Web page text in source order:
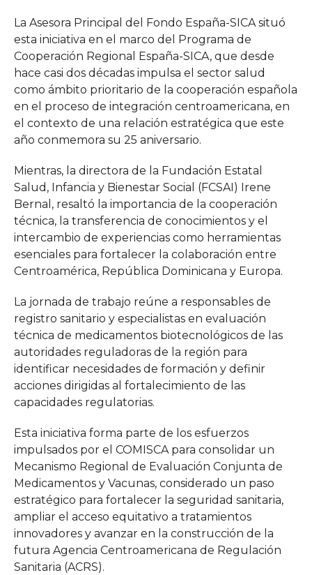
La Asesora Principal del Fondo España-SICA situó
esta iniciativa en el marco del Programa de
Cooperación Regional España-SICA, que desde
hace casi dos décadas impulsa el sector salud
como ámbito prioritario de la cooperación española
en el proceso de integración centroamericana, en
el contexto de una relación estratégica que este
año conmemora su 25 aniversario.
Mientras, la directora de la Fundación Estatal
Salud, Infancia y Bienestar Social (FCSAI) Irene
Bernal, resaltó la importancia de la cooperación
técnica, la transferencia de conocimientos y el
intercambio de experiencias como herramientas
esenciales para fortalecer la colaboración entre
Centroamérica, República Dominicana y Europa.
La jornada de trabajo reúne a responsables de
registro sanitario y especialistas en evaluación
técnica de medicamentos biotecnológicos de las
autoridades reguladoras de la región para
identificar necesidades de formación y definir
acciones dirigidas al fortalecimiento de las
capacidades regulatorias.
Esta iniciativa forma parte de los esfuerzos
impulsados por el COMISCA para consolidar un
Mecanismo Regional de Evaluación Conjunta de
Medicamentos y Vacunas, considerado un paso
estratégico para fortalecer la seguridad sanitaria,
ampliar el acceso equitativo a tratamientos
innovadores y avanzar en la construcción de la
futura Agencia Centroamericana de Regulación
Sanitaria (ACRS).